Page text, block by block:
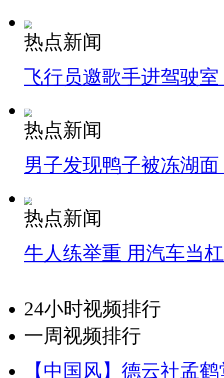
热点新闻
飞行员邀歌手进驾驶
热点新闻
男子发现鸭子被冻湖
热点新闻
牛人练举重 用汽车当
24小时视频排行
一周视频排行
【中国风】德云社孟